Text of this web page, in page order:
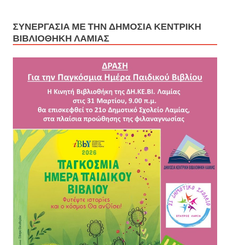
ΣΥΝΕΡΓΑΣΊΑ ΜΕ ΤΗΝ ΔΗΜΌΣΙΑ ΚΕΝΤΡΙΚΉ
ΒΙΒΛΙΟΘΉΚΗ ΛΑΜΊΑΣ